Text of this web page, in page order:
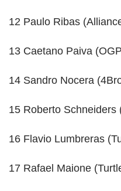
12 Paulo Ribas
13 Caetano Paiva
14 Sandro Nocera
15 Roberto
16 Flavio Lumbreras
17 Rafael Maione